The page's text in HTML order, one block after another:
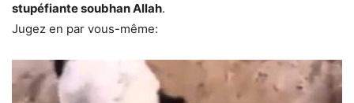
stupéfiante soubhan Allah.
Jugez en par vous-même: